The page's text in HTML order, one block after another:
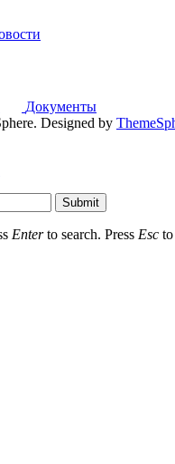
Документы
Designed by
Submit
Enterto search. Press Esc